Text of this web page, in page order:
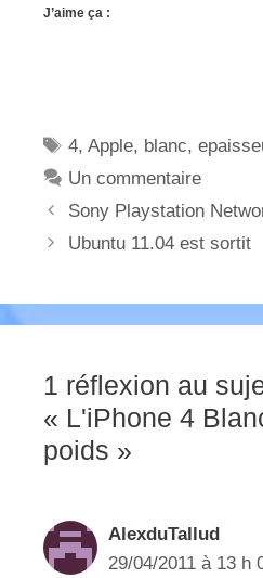
J’aime ça :
Étiquettes
4,Apple, blanc,
Un commentaire
Sony Playstation
Ubuntu 11.04 est sortit
1 réflexion au
« L'iPhone 4
poids »
AlexduTallud
29/04/2011 à 13 h